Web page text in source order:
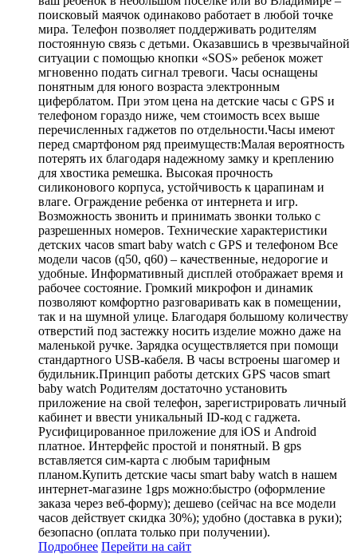
поисковый маячок одинаково работает в любой точке
мира. Телефон позволяет поддерживать родителям
постоянную связь с детьми. Оказавшись в чрезвычайной
ситуации с помощью кнопки «SOS» ребенок может
мгновенно подать сигнал тревоги. Часы оснащены
понятным для юного возраста электронным
циферблатом. При этом цена на детские часы с GPS и
телефоном гораздо ниже, чем стоимость всех выше
перечисленных гаджетов по отдельности.Часы имеют
перед смартфоном ряд преимуществ:Малая вероятность
потерять их благодаря надежному замку и креплению
для хвостика ремешка. Высокая прочность
силиконового корпуса, устойчивость к царапинам и
влаге. Ограждение ребенка от интернета и игр.
Возможность звонить и принимать звонки только с
разрешенных номеров. Технические характеристики
детских часов smart baby watch с GPS и телефоном Все
модели часов (q50, q60) – качественные, недорогие и
удобные. Информативный дисплей отображает время и
рабочее состояние. Громкий микрофон и динамик
позволяют комфортно разговаривать как в помещении,
так и на шумной улице. Благодаря большому количеству
отверстий под застежку носить изделие можно даже на
маленькой ручке. Зарядка осуществляется при помощи
стандартного USB-кабеля. В часы встроены шагомер и
будильник.Принцип работы детских GPS часов smart
baby watch Родителям достаточно установить
приложение на свой телефон, зарегистрировать личный
кабинет и ввести уникальный ID-код с гаджета.
Русифицированное приложение для iOS и Android
платное. Интерфейс простой и понятный. В gps
вставляется сим-карта с любым тарифным
планом.Купить детские часы smart baby watch в нашем
интернет-магазине 1gps можно:быстро (оформление
заказа через веб-форму); дешево (сейчас на все модели
часов действует скидка 30%); удобно (доставка в руки);
безопасно (оплата только при получении).
Подробнее Перейти на сайт